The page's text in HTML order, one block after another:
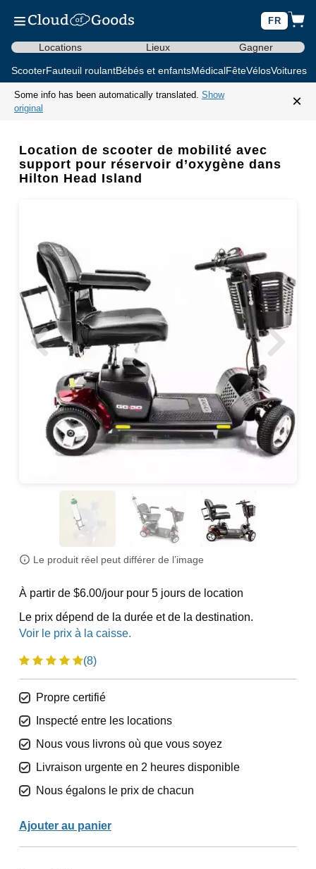
FR
Locations Lieux Gagner
ScooterFauteuil roulantBébés et enfantsMédicalFêteVélosVoitures
Some info has been automatically translated. Show
original
×
Location de scooter de mobilité avec
support pour réservoir d’oxygène dans
Hilton Head Island
Le produit réel peut différer de l’image
À partir de $6.00/jour pour 5 jours de location
Le prix dépend de la durée et de la destination.
(8)
Propre certifié
Inspecté entre les locations
Nous vous livrons où que vous soyez
Livraison urgente en 2 heures disponible
Nous égalons le prix de chacun
Ajouter au panier